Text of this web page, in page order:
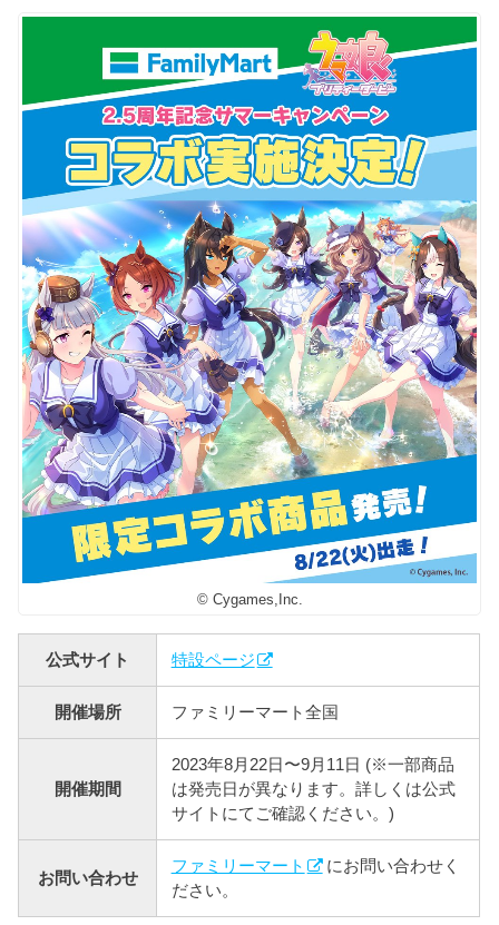
© Cygames,Inc.
公式サイト 特設ページ
開催場所 ファミリーマート全国
開催期間
2023年8月22日〜9月11日 (※一部商品
は発売日が異なります。詳しくは公式
サイトにてご確認ください。)
お問い合わせ
ファミリーマート
にお問い合わせく
ださい。